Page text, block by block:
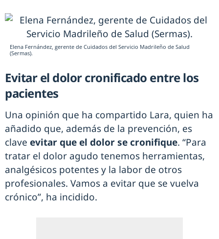
Elena Fernández, gerente de Cuidados del Servicio Madrileño de Salud
(Sermas).
Evitar el dolor cronificado entre los
pacientes
Una opinión que ha compartido Lara, quien ha
añadido que, además de la prevención, es
clave evitar que el dolor se cronifique. “Para
tratar el dolor agudo tenemos herramientas,
analgésicos potentes y la labor de otros
profesionales. Vamos a evitar que se vuelva
crónico”, ha incidido.